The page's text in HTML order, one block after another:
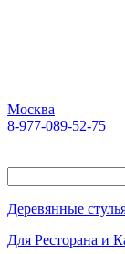
Москва
8-977-089-52-75
Деревянные
Для Ресторана и